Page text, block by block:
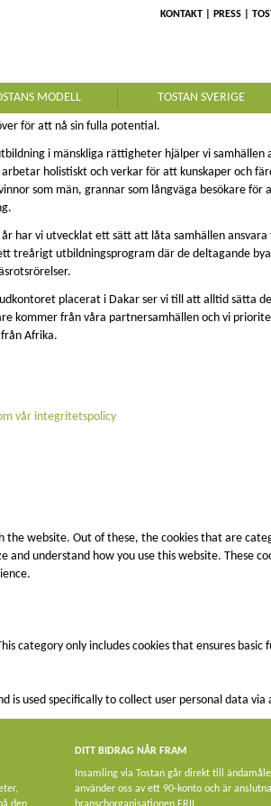
KONTAKT PRESS
MODELL TOSTAN SVERIGE
en internationell ideell organisation med
alla behandlas lika och respektfullt. En värld där
för att nå sin fulla potential.
i mänskliga rättigheter hjälper vi samhällen
arbetar holistiskt och verkar för att kunskaper och
som män, grannar som långväga besökare
år har vi utvecklat ett sätt att låta samhällen
treårigt utbildningsprogram där de deltagande
placerat i Dakar ser vi till att alltid sätta
kommer från våra partnersamhällen och vi
Afrika.
DITT BIDRAG NÅR FRAM
Insamling via Tostan går direkt till
använder oss av ett 90-konto och är anslutna
vår integritetspolicy
website. Out of these, the cookies that are
understand how you use this website. These
category only includes cookies that ensures
used specifically to collect user personal data